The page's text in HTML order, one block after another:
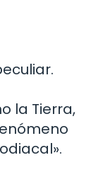
la Tierra,